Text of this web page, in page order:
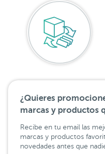
¿Quieres
marcas y productos
Recibe en tu email las
marcas y productos
novedades antes que